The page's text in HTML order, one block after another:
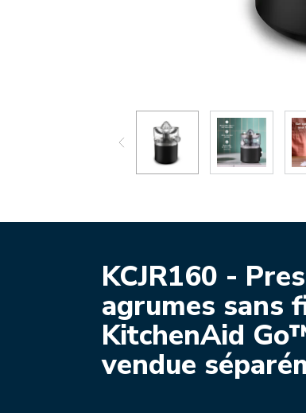
KCJR160 -
agrumes sans
KitchenAid
vendue